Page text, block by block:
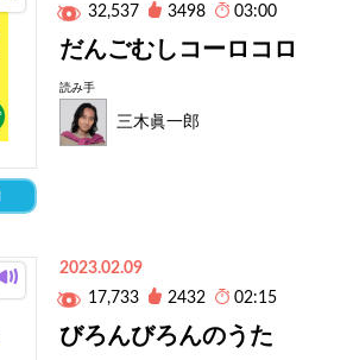
32,537
3498 03:00
だんごむしコーロコロ
読み手
三木眞一郎
2023.02.09
17,733
2432 02:15
びろんびろんのうた